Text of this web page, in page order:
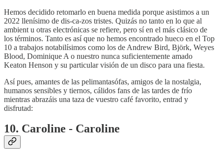
Hemos decidido retomarlo en buena medida porque asistimos a un
2022 llenísimo de dis-ca-zos tristes. Quizás no tanto en lo que al
ambient u otras electrónicas se refiere, pero sí en el más clásico de
los términos. Tanto es así que no hemos encontrado hueco en el Top
10 a trabajos notabilísimos como los de Andrew Bird, Björk, Weyes
Blood, Dominique A o nuestro nunca suficientemente amado
Keaton Henson y su particular visión de un disco para una fiesta.
Así pues, amantes de las pelimantasófas, amigos de la nostalgia,
humanos sensibles y tiernos, cálidos fans de las tardes de frío
mientras abrazáis una taza de vuestro café favorito, entrad y
disfrutad:
10. Caroline - Caroline